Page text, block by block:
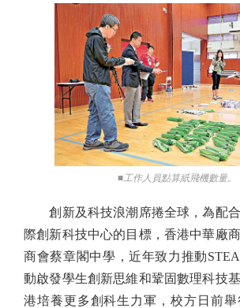
■工作人員點算紙飛機數量。
創新及科技浪潮席捲全球，為配合
際創新科技中心的目標，香港中華廠
商會蔡章閣中學，近年致力推動
動啟發學生創新思維和鞏固數理科技
港培養更多創科生力軍，校方日前